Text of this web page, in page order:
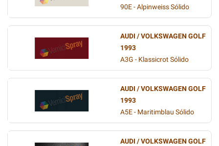
90E - Alpinweiss Sólido
AUDI / VOLKSWAGEN GOLF
1993
A3G - Klassicrot Sólido
AUDI / VOLKSWAGEN GOLF
1993
A5E - Maritimblau Sólido
AUDI / VOLKSWAGEN GOLF